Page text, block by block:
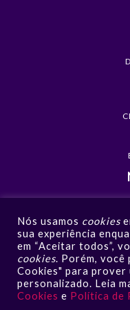
Nós usamos cookies
sua experiência
em “Aceitar todos”,
cookies. Porém,
Cookies" para prover
personalizado. Leia
Cookies e Política de